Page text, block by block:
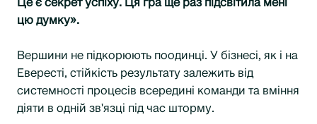
цю думку».
Вершини не підкорюють поодинці. У бізнесі, як і на
Евересті, стійкість результату залежить від
системності процесів всередині команди та вміння
діяти в одній зв'язці під час шторму.